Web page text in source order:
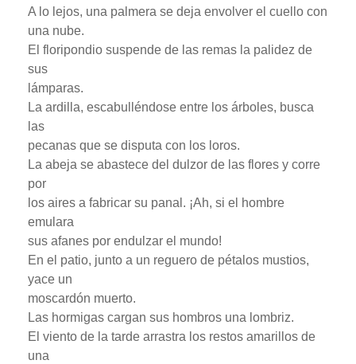
A lo lejos, una palmera se deja envolver el cuello con
una nube.
El floripondio suspende de las remas la palidez de
sus
lámparas.
La ardilla, escabulléndose entre los árboles, busca
las
pecanas que se disputa con los loros.
La abeja se abastece del dulzor de las flores y corre
por
los aires a fabricar su panal. ¡Ah, si el hombre
emulara
sus afanes por endulzar el mundo!
En el patio, junto a un reguero de pétalos mustios,
yace un
moscardón muerto.
Las hormigas cargan sus hombros una lombriz.
El viento de la tarde arrastra los restos amarillos de
una